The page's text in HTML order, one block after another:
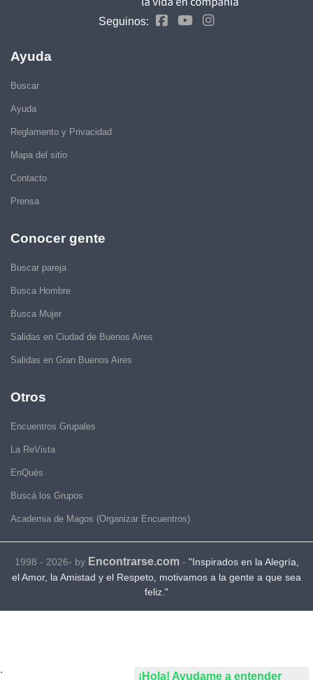
¡Hola! Ayudame a entender
Seguinos:
Ayuda
Buscar
Ayuda
Reglamento y Privacidad
Mapa del sitio
Contacto
Prensa
Conocer gente
Buscar pareja
Busca Hombre
Busca Mujer
Salidas en Ciudad de Buenos Aires
Salidas en Gran Buenos Aires
Otros
Encuentros Grupales
La ReVista
EnQués
Buscá los Grupos
Academia de Magos (Organizar Encuentros)
1998 - 2026- by Encontrarse.com- "Inspirados en la Alegría,
el Amor, la Amistad y el Respeto, motivamos a la gente a que sea
feliz."
.